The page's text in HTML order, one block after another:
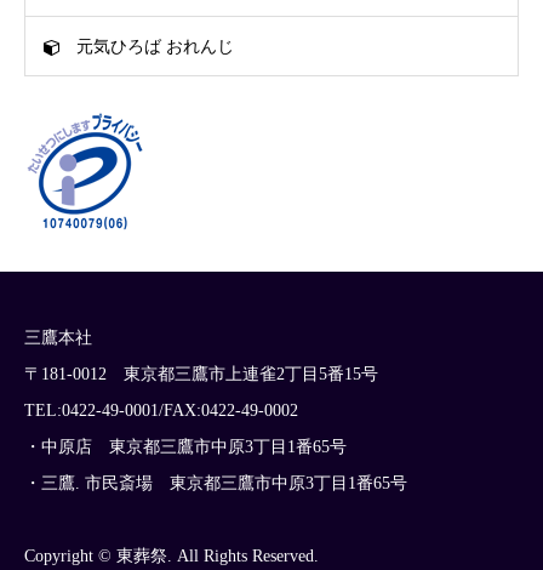
元気ひろば おれんじ
三鷹本社
〒181-0012 東京都三鷹市上連雀2丁目5番15号
TEL:0422-49-0001/FAX:0422-49-0002
・中原店 東京都三鷹市中原3丁目1番65号
・三鷹. 市民斎場 東京都三鷹市中原3丁目1番65号
Copyright © 東葬祭. All Rights Reserved.